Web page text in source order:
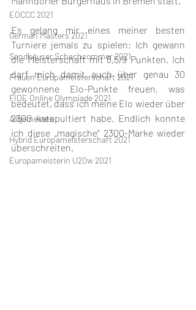
EOCCC 2021
German Masters 2021
Sandhäuser Schachsommer 2021
Frauen Europameisterschaft 2021
FIDE Online Olympiade 2021
Allgemeines
Hybrid Europameisterschaft 2021
Europameisterin U20w 2021
Es gelang mir eines meiner besten
Turniere jemals zu spielen: Ich gewann
die Meisterschaft mit 8,5/9 Punkten. Ich
darf mich damit auch über genau 30
gewonnene Elo-Punkte freuen, was
bedeutet, dass ich meine Elo wieder über
2300 katapultiert habe. Endlich konnte
ich diese „magische“ 2300-Marke wieder
überschreiten.